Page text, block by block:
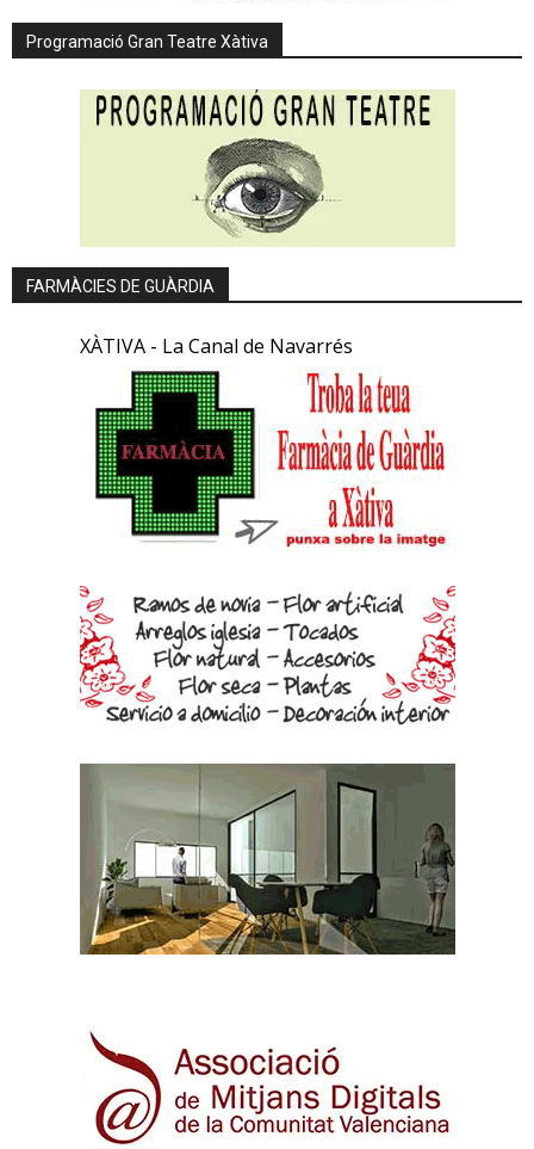
Programació Gran Teatre Xàtiva
FARMÀCIES DE GUÀRDIA
XÀTIVA - La Canal de Navarrés